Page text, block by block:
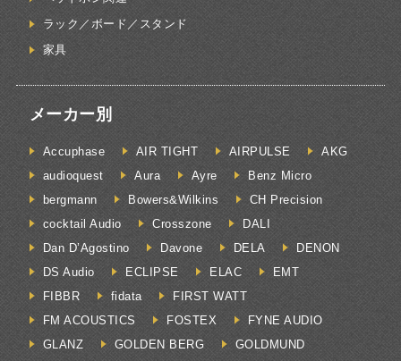
ラック／ボード／スタンド
家具
メーカー別
Accuphase AIR TIGHT AIRPULSE
AKG
audioquest
Aura Ayre
Benz Micro
bergmann
Bowers&Wilkins
CH Precision
cocktail Audio
Crosszone
DALI
Dan D’Agostino
Davone DELA
DENON
DS Audio
ECLIPSE ELAC
EMT
FIBBR
fidata
FIRST WATT
FM ACOUSTICS
FOSTEX
FYNE AUDIO
GLANZ
GOLDEN BERG
GOLDMUND